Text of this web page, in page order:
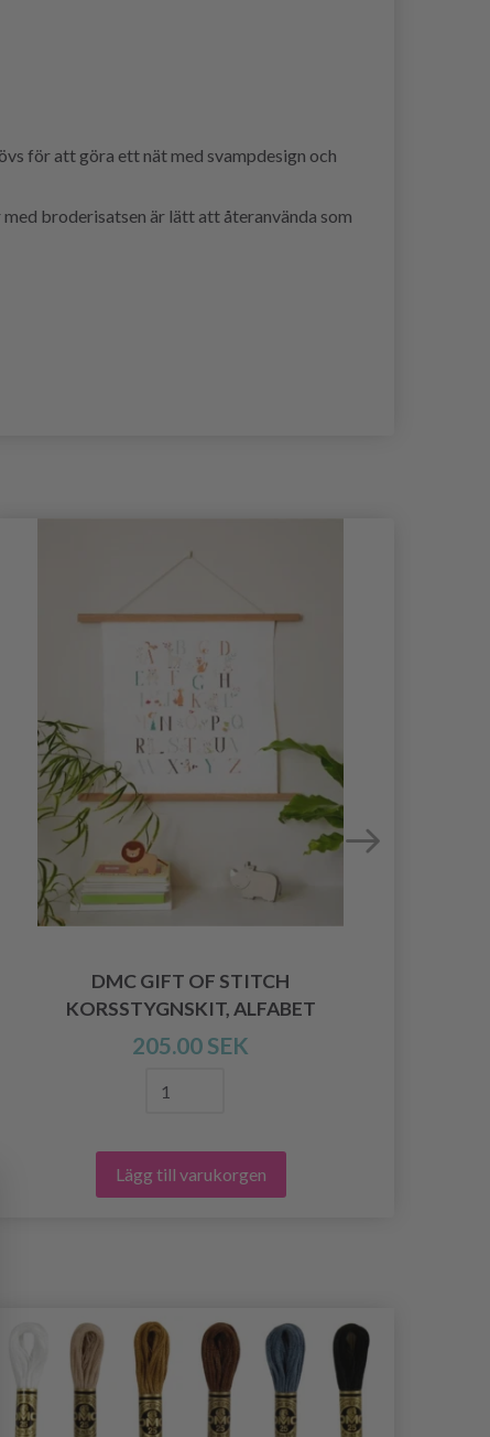
för att göra ett nät med svampdesign och
broderisatsen är lätt att återanvända som
DMC GIFT OF STITCH
KORSSTYGNSKIT, ALFABET
205.00 SEK
Lägg till varukorgen